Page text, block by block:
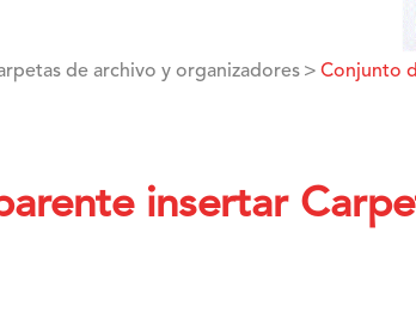
de archivo y organizadores Conjunto
insertar